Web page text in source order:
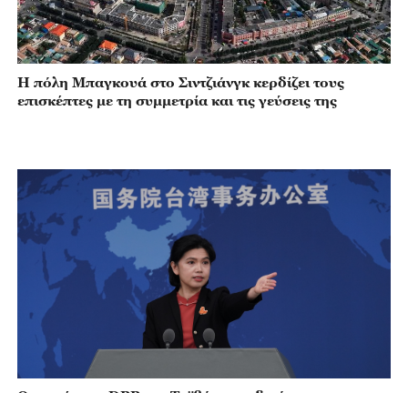
Η πόλη Μπαγκουά στο Σιντζιάνγκ κερδίζει τους
επισκέπτες με τη συμμετρία και τις γεύσεις της